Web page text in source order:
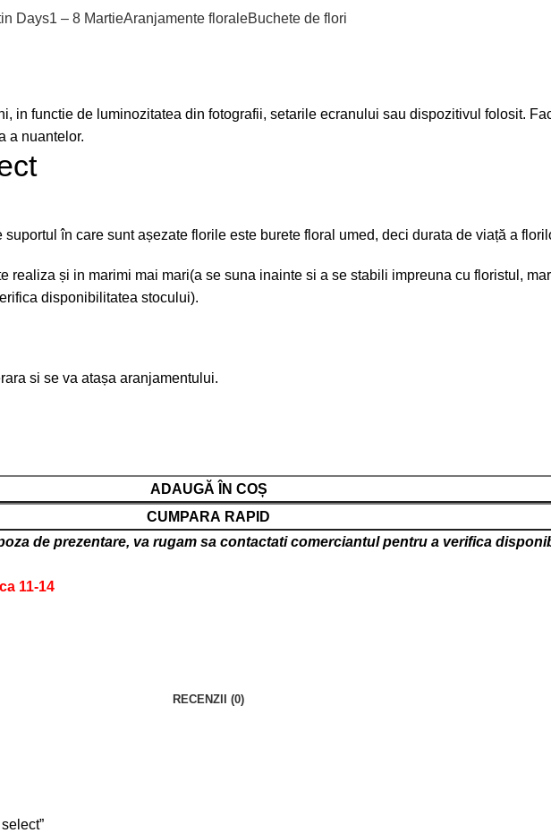
Days1 – 8 MartieAranjamente floraleBuchete de flori
in functie de luminozitatea din fotografii, setarile ecranului sau dispozitivul folosit.
a nuantelor.
în care sunt așezate florile este burete floral umed, deci durata de viață a
realiza și in marimi mai mari(a se suna inainte si a se stabili impreuna cu floristul,
disponibilitatea stocului).
si se va atașa aranjamentului.
ADAUGĂ ÎN COȘ
CUMPARA RAPID
de prezentare, va rugam sa contactati comerciantul pentru a verifica
11-14
RECENZII (0)